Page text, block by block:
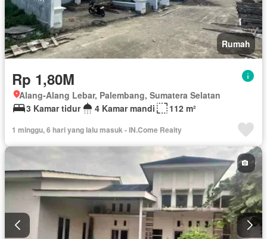
Rumah
Rp 1,80M
Alang-Alang Lebar, Palembang, Sumatera Selatan
3 Kamar tidur
4 Kamar mandi 112 m²
1 minggu, 6 hari yang lalu masuk - IN.Come Realty